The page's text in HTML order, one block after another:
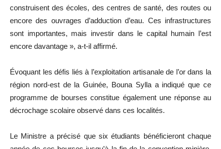
construisent des écoles, des centres de santé, des routes ou
encore des ouvrages d’adduction d’eau. Ces infrastructures
sont importantes, mais investir dans le capital humain l’est
encore davantage », a-t-il affirmé.
Évoquant les défis liés à l’exploitation artisanale de l’or dans la
région nord-est de la Guinée, Bouna Sylla a indiqué que ce
programme de bourses constitue également une réponse au
décrochage scolaire observé dans ces localités.
Le Ministre a précisé que six étudiants bénéficieront chaque